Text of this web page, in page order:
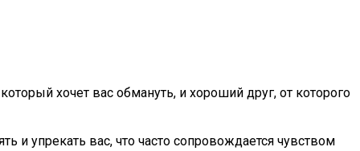
хочет вас обмануть, и хороший друг, от которого
и упрекать вас, что часто сопровождается чувством